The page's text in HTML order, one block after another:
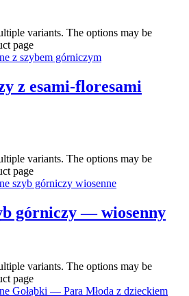
variants. The options may be
page
z esami-floresami
variants. The options may be
page
górniczy — wiosenny
variants. The options may be
page